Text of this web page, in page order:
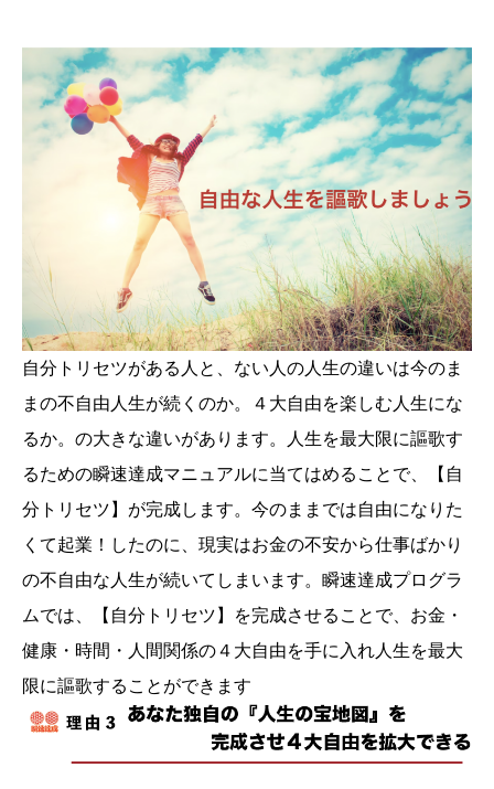
自分トリセツがある人と、ない人の人生の違いは今のま
まの不自由人生が続くのか。４大自由を楽しむ人生にな
るか。の大きな違いがあります。人生を最大限に謳歌す
るための瞬速達成マニュアルに当てはめることで、【自
分トリセツ】が完成します。今のままでは自由になりた
くて起業！したのに、現実はお金の不安から仕事ばかり
の不自由な人生が続いてしまいます。瞬速達成プログラ
ムでは、【自分トリセツ】を完成させることで、お金・
健康・時間・人間関係の４大自由を手に入れ人生を最大
限に謳歌することができます